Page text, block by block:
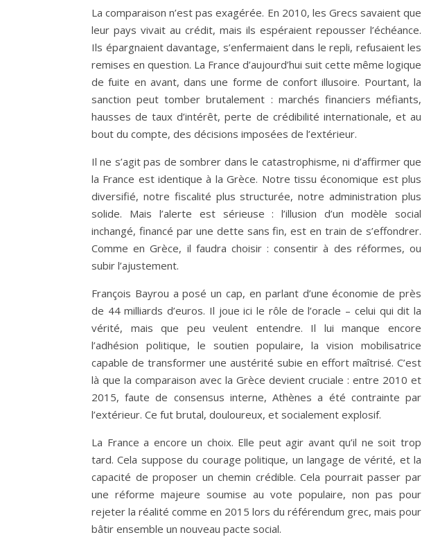
La comparaison n’est pas exagérée. En 2010, les Grecs savaient que
leur pays vivait au crédit, mais ils espéraient repousser l’échéance.
Ils épargnaient davantage, s’enfermaient dans le repli, refusaient les
remises en question. La France d’aujourd’hui suit cette même logique
de fuite en avant, dans une forme de confort illusoire. Pourtant, la
sanction peut tomber brutalement : marchés financiers méfiants,
hausses de taux d’intérêt, perte de crédibilité internationale, et au
bout du compte, des décisions imposées de l’extérieur.
Il ne s’agit pas de sombrer dans le catastrophisme, ni d’affirmer que
la France est identique à la Grèce. Notre tissu économique est plus
diversifié, notre fiscalité plus structurée, notre administration plus
solide. Mais l’alerte est sérieuse : l’illusion d’un modèle social
inchangé, financé par une dette sans fin, est en train de s’effondrer.
Comme en Grèce, il faudra choisir : consentir à des réformes, ou
subir l’ajustement.
François Bayrou a posé un cap, en parlant d’une économie de près
de 44 milliards d’euros. Il joue ici le rôle de l’oracle – celui qui dit la
vérité, mais que peu veulent entendre. Il lui manque encore
l’adhésion politique, le soutien populaire, la vision mobilisatrice
capable de transformer une austérité subie en effort maîtrisé. C’est
là que la comparaison avec la Grèce devient cruciale : entre 2010 et
2015, faute de consensus interne, Athènes a été contrainte par
l’extérieur. Ce fut brutal, douloureux, et socialement explosif.
La France a encore un choix. Elle peut agir avant qu’il ne soit trop
tard. Cela suppose du courage politique, un langage de vérité, et la
capacité de proposer un chemin crédible. Cela pourrait passer par
une réforme majeure soumise au vote populaire, non pas pour
rejeter la réalité comme en 2015 lors du référendum grec, mais pour
bâtir ensemble un nouveau pacte social.